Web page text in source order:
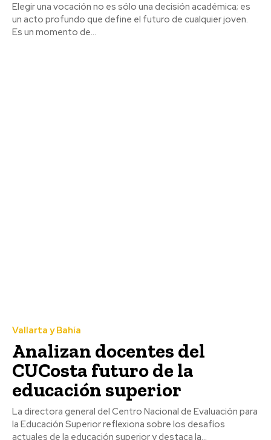
Elegir una vocación no es sólo una decisión académica; es
un acto profundo que define el futuro de cualquier joven.
Es un momento de...
Vallarta y Bahía
Analizan docentes del
CUCosta futuro de la
educación superior
La directora general del Centro Nacional de Evaluación para
la Educación Superior reflexiona sobre los desafíos
actuales de la educación superior y destaca la...